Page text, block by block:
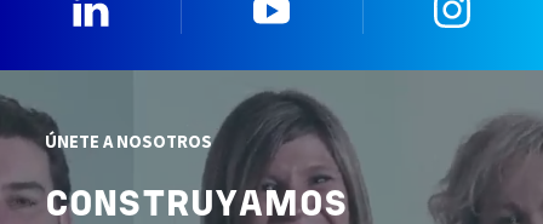
ÚNETE A NOSOTROS
CONSTRUYAMOS